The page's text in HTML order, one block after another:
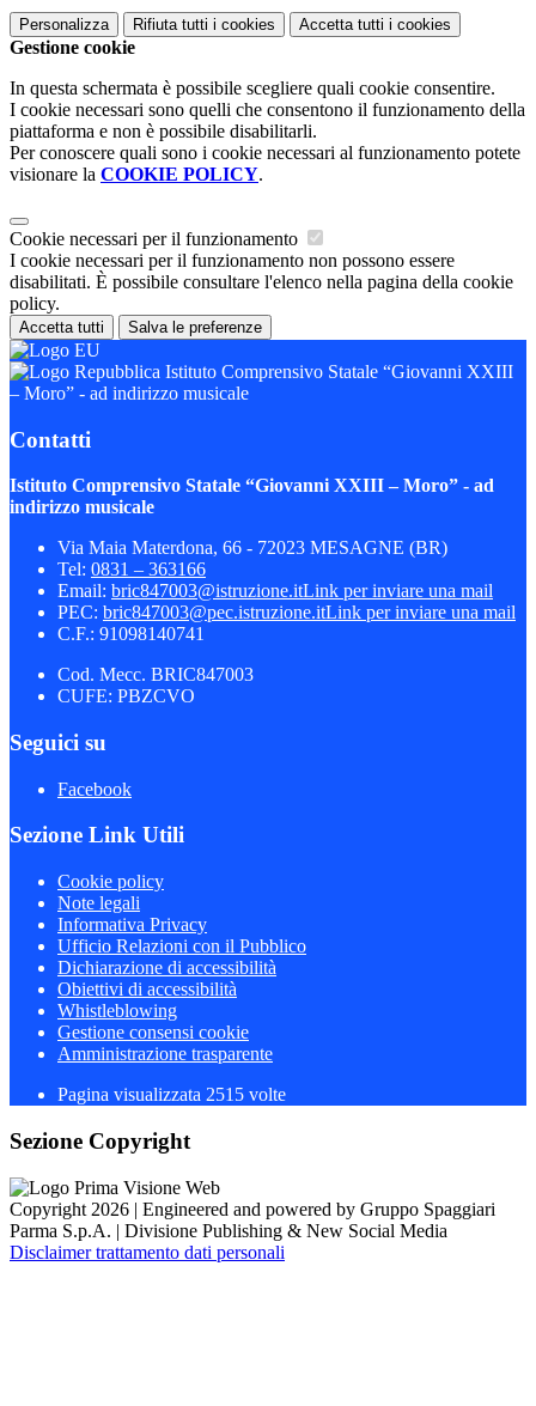
Personalizza Rifiuta tutti i cookies Accetta tutti i cookies
Gestione cookie
In questa schermata è possibile scegliere quali cookie consentire.
I cookie necessari sono quelli che consentono il funzionamento della
piattaforma e non è possibile disabilitarli.
Per conoscere quali sono i cookie necessari al funzionamento potete
visionare la COOKIE POLICY.
Cookie necessari per il funzionamento
I cookie necessari per il funzionamento non possono essere
disabilitati. È possibile consultare l'elenco nella pagina della cookie
policy.
Accetta tutti Salva le preferenze
Istituto Comprensivo Statale “Giovanni XXIII
– Moro” - ad indirizzo musicale
Contatti
Istituto Comprensivo Statale “Giovanni XXIII – Moro” - ad
indirizzo musicale
Via Maia Materdona, 66 - 72023 MESAGNE (BR)
Tel: 0831 – 363166
Email: bric847003@istruzione.itLink per inviare una mail
PEC: bric847003@pec.istruzione.itLink per inviare una mail
C.F.: 91098140741
Cod. Mecc. BRIC847003
CUFE: PBZCVO
Seguici su
Facebook
Sezione Link Utili
Cookie policy
Note legali
Informativa Privacy
Ufficio Relazioni con il Pubblico
Dichiarazione di accessibilità
Obiettivi di accessibilità
Whistleblowing
Gestione consensi cookie
Amministrazione trasparente
Pagina visualizzata 2515 volte
Sezione Copyright
Copyright 2026 | Engineered and powered by Gruppo Spaggiari
Parma S.p.A. | Divisione Publishing & New Social Media
Disclaimer trattamento dati personali